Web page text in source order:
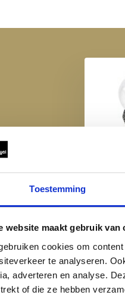
Toestemming
website maakt gebruik van
cookies om
te analyseren.
adverteren en analyse.
of die ze hebben